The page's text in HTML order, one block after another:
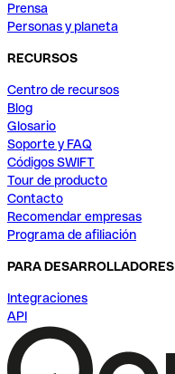
Prensa
Personas y planeta
RECURSOS
Centro de recursos
Blog
Glosario
Soporte y FAQ
Códigos SWIFT
Tour de producto
Contacto
Recomendar empresas
Programa de afiliación
PARA DESARROLLADORES
Integraciones
API